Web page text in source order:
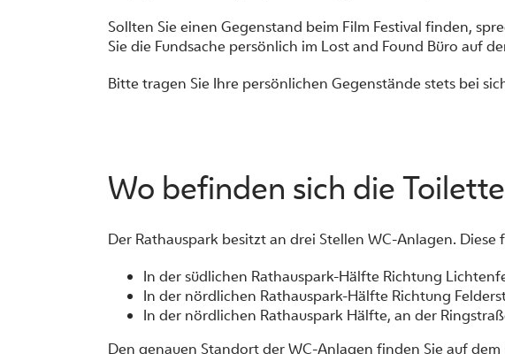
Sollten Sie einen Gegenstand beim Film Festival finden,
Sie die Fundsache persönlich im Lost and Found Büro auf
Bitte tragen Sie Ihre persönlichen Gegenstände stets bei
Wo befinden sich die
Der Rathauspark besitzt an drei Stellen WC-Anlagen. Diese
In der südlichen Rathauspark-Hälfte Richtung
In der nördlichen Rathauspark-Hälfte Richtung
In der nördlichen Rathauspark Hälfte, an der
Den genauen Standort der WC-Anlagen finden Sie auf dem